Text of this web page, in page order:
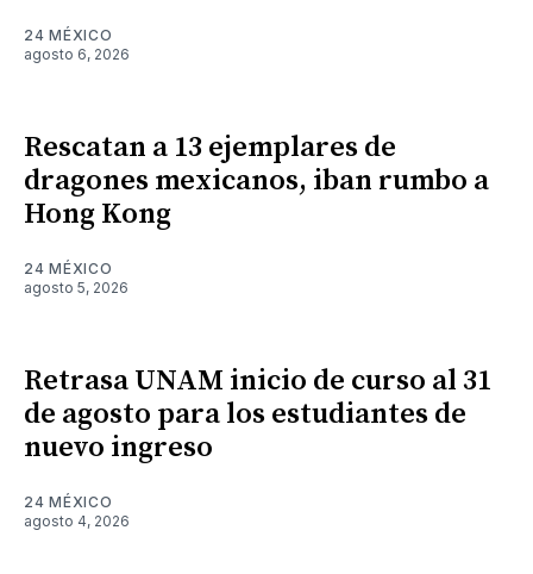
24 MÉXICO
agosto 6, 2026
Rescatan a 13 ejemplares de
dragones mexicanos, iban rumbo a
Hong Kong
24 MÉXICO
agosto 5, 2026
Retrasa UNAM inicio de curso al 31
de agosto para los estudiantes de
nuevo ingreso
24 MÉXICO
agosto 4, 2026